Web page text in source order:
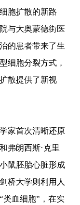
胞扩散的新路
与大奥蒙德街医
的患者带来了生
细胞分裂方式，
散提供了新视
家首次清晰还原
弗朗西斯·克里
鼠胚胎心脏形成
桥大学则利用人
类血细胞”，在实